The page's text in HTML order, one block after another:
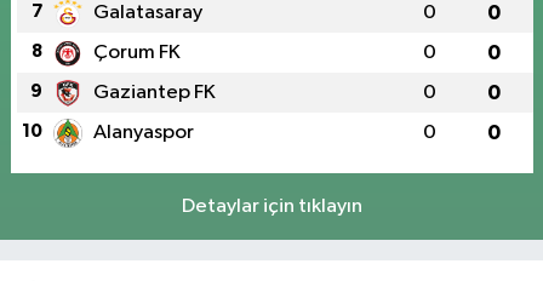
7 Galatasaray 0 0
8 Çorum FK 0 0
9 Gaziantep FK 0 0
10 Alanyaspor 0 0
Detaylar için tıklayın